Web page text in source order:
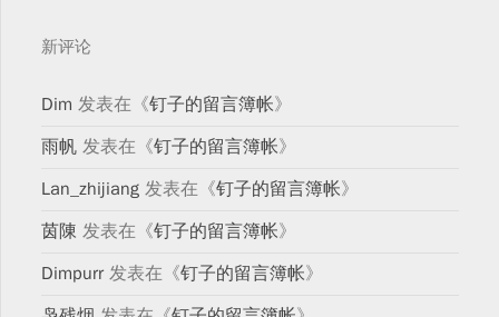
新评论
Dim 发表在《钉子的留言簿帐》
雨帆 发表在《钉子的留言簿帐》
Lan_zhijiang 发表在《钉子的留言簿帐》
茵陳 发表在《钉子的留言簿帐》
Dimpurr发表在《钉子的留言簿帐》